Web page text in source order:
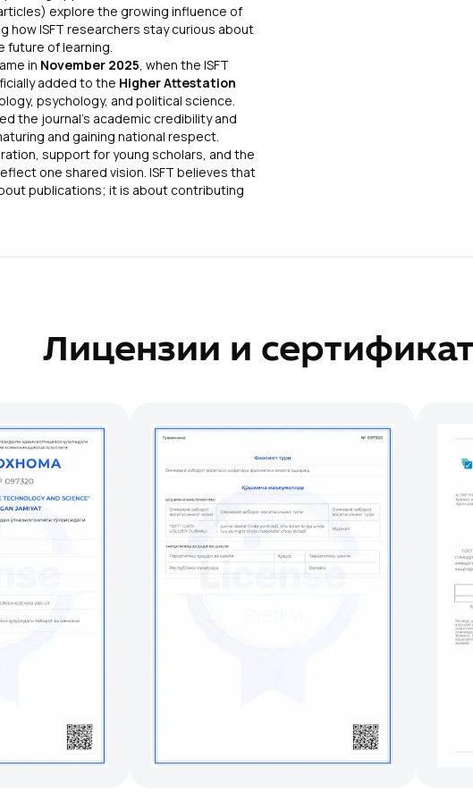
explore the growing influence of
how ISFT researchers stay curious about
the future of learning.
in November 2025, when the ISFT
added to the Higher Attestation
psychology, and political science.
the journal’s academic credibility and
and gaining national respect.
support for young scholars, and the
one shared vision. ISFT believes that
publications; it is about contributing
Лицензии и